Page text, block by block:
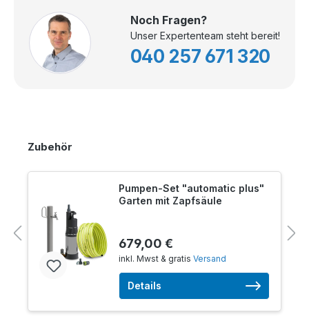
Noch Fragen?
Unser Expertenteam steht bereit!
040 257 671 320
Zubehör
Pumpen-Set "automatic plus"
Garten mit Zapfsäule
679,00 €
inkl. Mwst & gratis Versand
Details